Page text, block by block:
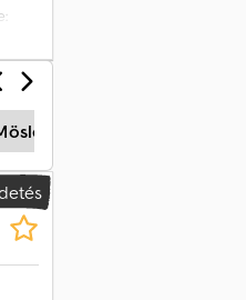
Ek Utánfutó